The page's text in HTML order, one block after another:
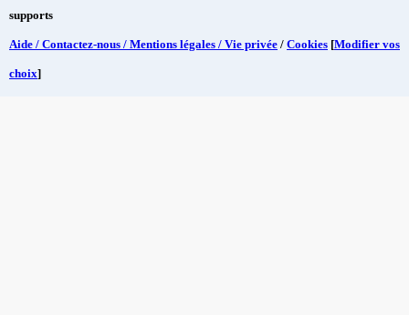
supports
Aide / Contactez-nous / Mentions légales / Vie privée / Cookies [Modifier vos
choix]